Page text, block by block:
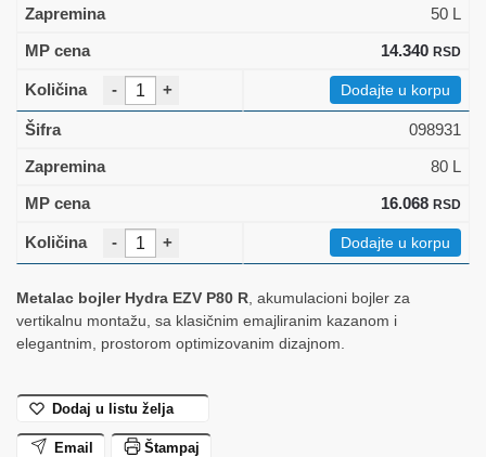
Metalac bojler Hydra EZV P80 R , akumulacioni bojler za
vertikalnu montažu, sa klasičnim emajliranim kazanom i
elegantnim, prostorom optimizovanim dizajnom.
50 L
14.340 RSD
- + Dodajte u korpu
098931
80 L
16.068 RSD
- + Dodajte u korpu
Dodaj u listu želja
Email Štampaj